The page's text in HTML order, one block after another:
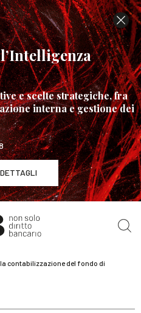
e scelte strategiche, fra
interna e gestione dei
Artificiale
contabilizzazione del fondo di